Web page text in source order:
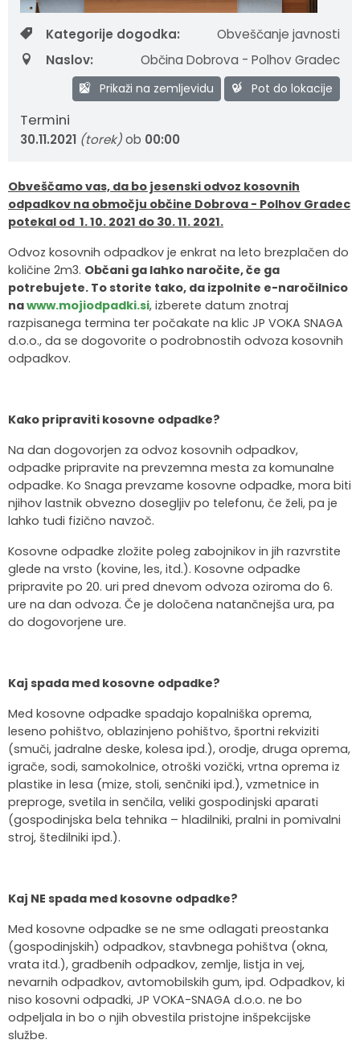
Kategorije dogodka:
Obveščanje javnosti
Naslov:
Občina Dobrova - Polhov Gradec
Prikaži na zemljevidu Pot do lokacije
Termini
30.11.2021 (torek)ob 00:00
Obveščamo vas, da bo jesenski odvoz kosovnih
odpadkov na območju občine Dobrova - Polhov Gradec
potekal od 1. 10. 2021 do 30. 11. 2021.
Odvoz kosovnih odpadkov je enkrat na leto brezplačen do
količine 2m3. Občani ga lahko naročite, če ga
potrebujete. To storite tako, da izpolnite e-naročilnico
nawww.mojiodpadki.si, izberete datum znotraj
razpisanega termina ter počakate na klic JP VOKA SNAGA
d.o.o., da se dogovorite o podrobnostih odvoza kosovnih
odpadkov.
Kako pripraviti kosovne odpadke?
Na dan dogovorjen za odvoz kosovnih odpadkov,
odpadke pripravite na prevzemna mesta za komunalne
odpadke. Ko Snaga prevzame kosovne odpadke, mora biti
njihov lastnik obvezno dosegljiv po telefonu, če želi, pa je
lahko tudi fizično navzoč.
Kosovne odpadke zložite poleg zabojnikov in jih razvrstite
glede na vrsto (kovine, les, itd.). Kosovne odpadke
pripravite po 20. uri pred dnevom odvoza oziroma do 6.
ure na dan odvoza. Če je določena natančnejša ura, pa
do dogovorjene ure.
Kaj spada med kosovne odpadke?
Med kosovne odpadke spadajo kopalniška oprema,
leseno pohištvo, oblazinjeno pohištvo, športni rekviziti
(smuči, jadralne deske, kolesa ipd.), orodje, druga oprema,
igrače, sodi, samokolnice, otroški vozički, vrtna oprema iz
plastike in lesa (mize, stoli, senčniki ipd.), vzmetnice in
preproge, svetila in senčila, veliki gospodinjski aparati
(gospodinjska bela tehnika – hladilniki, pralni in pomivalni
stroj, štedilniki ipd.).
Kaj NE spada med kosovne odpadke?
Med kosovne odpadke se ne sme odlagati preostanka
(gospodinjskih) odpadkov, stavbnega pohištva (okna,
vrata itd.), gradbenih odpadkov, zemlje, listja in vej,
nevarnih odpadkov, avtomobilskih gum, ipd. Odpadkov, ki
niso kosovni odpadki, JP VOKA-SNAGA d.o.o. ne bo
odpeljala in bo o njih obvestila pristojne inšpekcijske
službe.
Gasilstvo in civilna zaščita
Občinski nagrajenci
Turistična taksa
Vprašajte občino
Predlagajte občini
Oskrba najdenih živali
Organizacije s področja socialnega varstva
Portal eUprava
Lokalni ponudniki hrane in izdelkov
Trajnostni razvoj turizma
Župnije
Osmrtnice
Režijski obrat